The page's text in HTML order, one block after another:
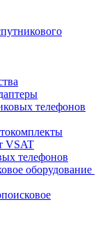
телефонов
VSAT
телефонов
оборудование